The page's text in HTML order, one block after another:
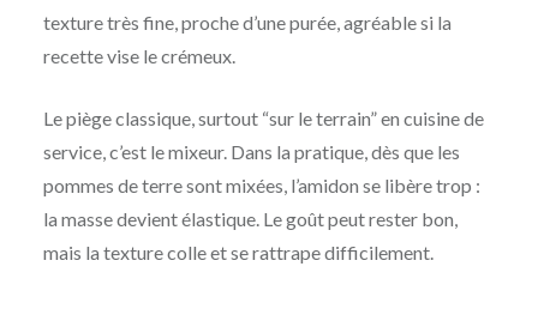
texture très fine, proche d’une purée, agréable si la
recette vise le crémeux.
Le piège classique, surtout “sur le terrain” en cuisine de
service, c’est le mixeur. Dans la pratique, dès que les
pommes de terre sont mixées, l’amidon se libère trop :
la masse devient élastique. Le goût peut rester bon,
mais la texture colle et se rattrape difficilement.